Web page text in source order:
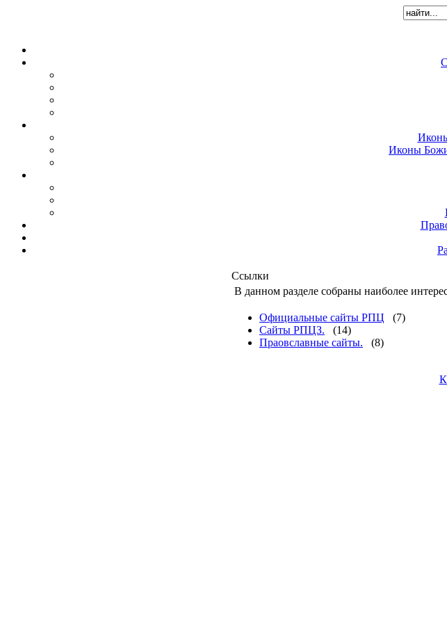
Иконы
Ссылки
В данном разделе собраны наиболее
Официальные сайты РПЦ
(7)
Сайты РПЦЗ.
(14)
Праовславные сайты.
(8)